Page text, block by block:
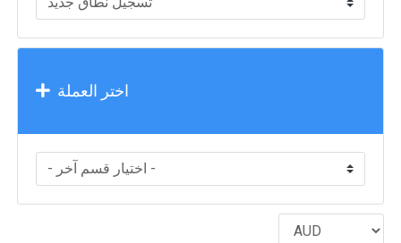
اختر العملة